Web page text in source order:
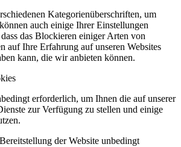
Kategorienüberschriften, um
auch einige Ihrer Einstellungen
das Blockieren einiger Arten von
auf Ihre Erfahrung auf unseren Websites
kann, die wir anbieten können.
erforderlich, um Ihnen die auf unserer
zur Verfügung zu stellen und einige
der Website unbedingt